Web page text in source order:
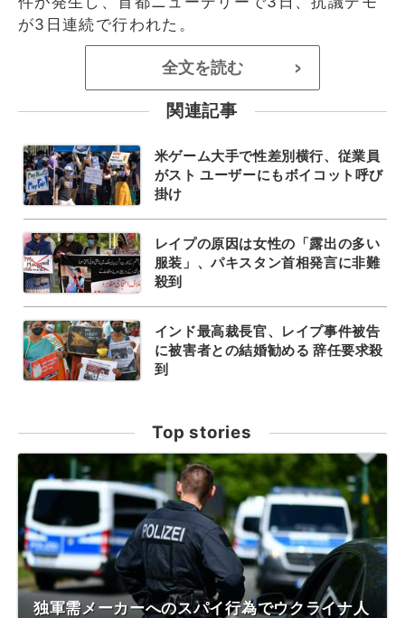
が3日連続で行われた。
全文を読む >
関連記事
米ゲーム大手で性差別横行、従業員
がスト ユーザーにもボイコット呼び
掛け
レイプの原因は女性の「露出の多い
服装」、パキスタン首相発言に非難
殺到
インド最高裁長官、レイプ事件被告
に被害者との結婚勧める 辞任要求殺
到
Top stories
独軍需メーカーへのスパイ行為でウクライナ人